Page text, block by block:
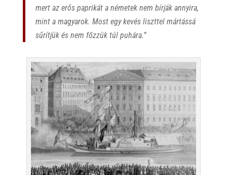
mert az erős paprikát a németek nem bírják annyira,
mint a magyarok. Most egy kevés liszttel mártássá
sűrítjük és nem főzzük túl puhára.”